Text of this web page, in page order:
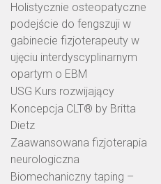
Holistycznie osteopatyczne
podejście do fengszuji w
gabinecie fizjoterapeuty w
ujęciu interdyscyplinarnym
opartym o EBM
USG Kurs rozwijający
Koncepcja CLT® by Britta
Dietz
Zaawansowana fizjoterapia
neurologiczna
Biomechaniczny taping –